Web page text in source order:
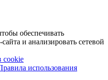
обеспечивать
и анализировать сетевой
cookie
использования